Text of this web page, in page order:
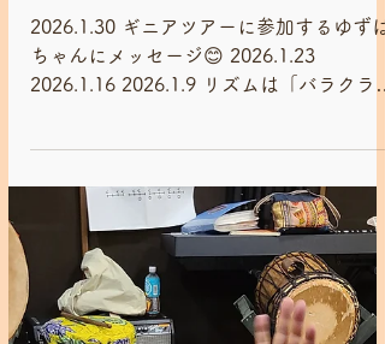
族伝統のリズムです！ カッサとは現地に
ある穀物倉の名前です。 ギニアでは田畑
の重労働は男の仕事です。畑は村からずっ
ついて行くこともあります。 「カッサ
Kassa」は普段の農作業の時にも、刈り入
れ時にも演奏されます。大鼓奏者は一日中
畑仕事の伴奏をし、娘たちがリ
1月30日
2026/1月 ジャンベワークショ
ップ！【山﨑 タケシ】
2026.1.30 ギニアツアーに参加するゆずは
ちゃんにメッセージ😊 2026.1.23
2026.1.16 2026.1.9 リズムは「バラクラン
ジャン」です😊 今回はアフリカンリズム